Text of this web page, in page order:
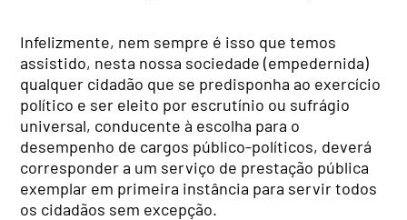
Infelizmente, nem sempre é isso que temos
assistido, nesta nossa sociedade (empedernida)
qualquer cidadão que se predisponha ao exercício
político e ser eleito por escrutínio ou sufrágio
universal, conducente à escolha para o
desempenho de cargos público-políticos, deverá
corresponder a um serviço de prestação pública
exemplar em primeira instância para servir todos
os cidadãos sem excepção.